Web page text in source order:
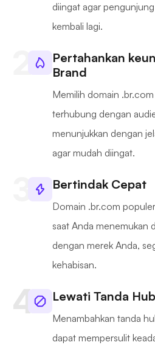
diingat agar
kembali lagi.
Pertahankan
Brand
Memilih domain
terhubung dengan
menunjukkan dengan
agar mudah diingat.
Bertindak Cepat
Domain .br.com
saat Anda menemukan
dengan merek Anda,
kehabisan.
Lewati Tanda
Menambahkan tanda
dapat mempersulit